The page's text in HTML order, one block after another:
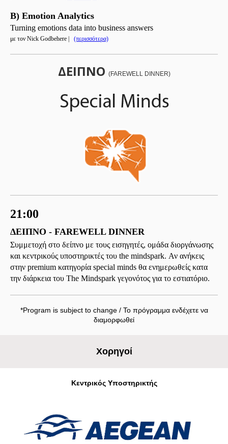
B) Emotion Analytics
Turning emotions data into business answers
με τον Nick Godbehere (περισσότερα)
ΔΕΙΠΝΟ (FAREWELL DINNER)
21:00
ΔΕΙΠΝΟ - FAREWELL DINNER
Συμμετοχή στο δείπνο με τους εισηγητές, ομάδα διοργάνωσης
και κεντρικούς υποστηρικτές του the mindspark. Αν ανήκεις
στην premium κατηγορία special minds θα ενημερωθείς κατα
την διάρκεια του The Mindspark γεγονότος για το εστιατόριο.
*Program is subject to change / Το πρόγραμμα ενδέχετε να
διαμορφωθεί
Χορηγοί
Kεντρικός Υποστηρικτής